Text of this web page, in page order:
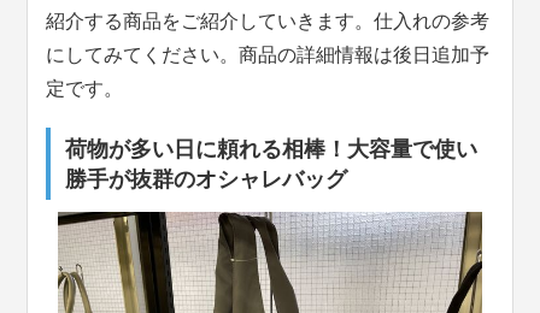
紹介する商品をご紹介していきます。仕入れの参考
にしてみてください。商品の詳細情報は後日追加予
定です。
荷物が多い日に頼れる相棒！大容量で使い
勝手が抜群のオシャレバッグ